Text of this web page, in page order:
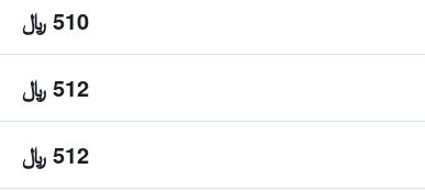
510 ﷼
512 ﷼
512 ﷼